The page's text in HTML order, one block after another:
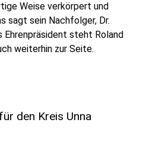
Weise verkörpert und
sagt sein Nachfolger, Dr.
Ehrenpräsident steht Roland
weiterhin zur Seite.
den Kreis Unna